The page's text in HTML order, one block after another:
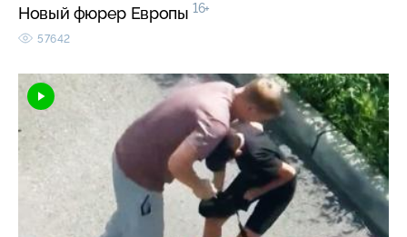
Новый фюрер Европы 16+
57642